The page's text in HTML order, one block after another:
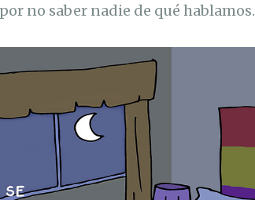
no saber nadie de qué hablamos.